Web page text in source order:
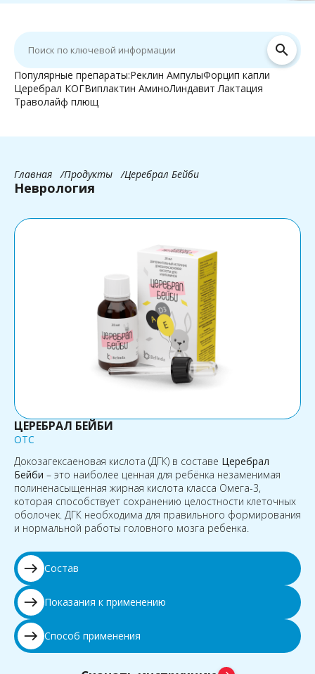
search
Популярные препараты:Реклин АмпулыФорцип капли
Церебрал КОГВиплактин АминоЛиндавит Лактация
Траволайф плющ
Неврология
Главная Продукты Церебрал Бейби
ЦЕРЕБРАЛ БЕЙБИ
OTC
Докозагексаеновая кислота (ДГК) в составе Церебрал
Бейби – это наиболее ценная для ребёнка незаменимая
полиненасыщенная жирная кислота класса Омега-3,
которая способствует сохранению целостности клеточных
оболочек. ДГК необходима для правильного формирования
и нормальной работы головного мозга ребенка.
east Состав
east Показания к применению
east Способ применения